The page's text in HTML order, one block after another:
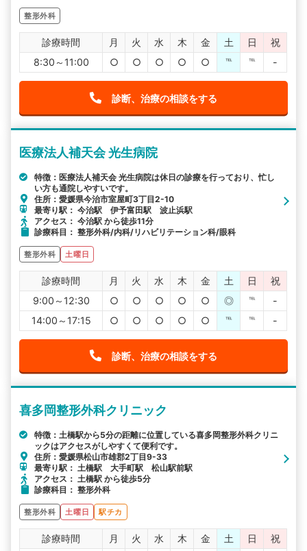
整形外科
診療時間 月 火 水 木 金 土 日
祝
8:30～11:00
○ ○ ○ ○ ○ ℡ ℡ -
診断、治療の相談をする
医療法人補天会 光生病院
特徴：医療法人補天会 光生病院は休日の診療を行っており、忙し
い方も通院しやすいです。
住所：愛媛県今治市室屋町3丁目2-10
最寄り駅： 今治駅 伊予富田駅 波止浜駅
アクセス： 今治駅 から徒歩11分
診療科目： 整形外科/内科/リハビリテーション科/眼科
整形外科 土曜日
診療時間 月 火 水 木 金 土 日
祝
9:00～12:30
○ ○ ○ ○ ○ ◎ ℡
-
14:00～17:15
○ ○ ○ ○ ○ ℡ ℡ -
診断、治療の相談をする
喜多岡整形外科クリニック
特徴：土橋駅から5分の距離に位置している喜多岡整形外科クリニ
ックはアクセスがしやすくて便利です。
住所：愛媛県松山市雄郡2丁目9-33
最寄り駅： 土橋駅 大手町駅 松山駅前駅
アクセス： 土橋駅 から徒歩5分
診療科目： 整形外科
整形外科 土曜日 駅チカ
診療時間 月 火 水 木 金 土 日
祝